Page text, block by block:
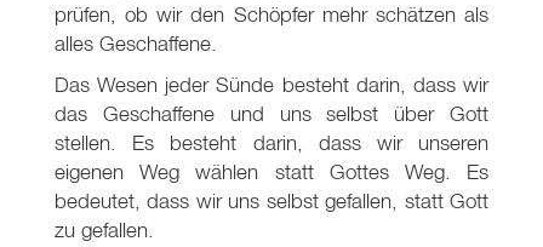
prüfen, ob wir den Schöpfer mehr schätzen als
alles Geschaffene.
Das Wesen jeder Sünde besteht darin, dass wir
das Geschaffene und uns selbst über Gott
stellen. Es besteht darin, dass wir unseren
eigenen Weg wählen statt Gottes Weg. Es
bedeutet, dass wir uns selbst gefallen, statt Gott
zu gefallen.